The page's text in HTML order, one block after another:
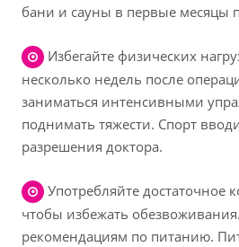
бани и сауны в первые месяцы
Избегайте физических
несколько недель после
заниматься интенсивными
поднимать тяжести. Спорт
разрешения доктора.
Употребляйте достаточное
чтобы избежать
рекомендациям по питанию.